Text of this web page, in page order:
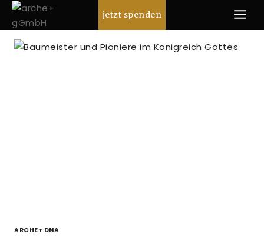
Zum
Inhalt
jetzt spenden
ARCHE+ DNA